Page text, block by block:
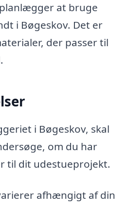
at bruge
i Bøgeskov. Det er
der passer til
i Bøgeskov, skal
om du har
til dit udestueprojekt.
afhængigt af din